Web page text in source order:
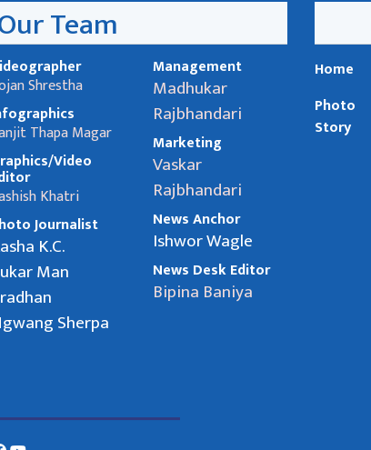
Team
Shrestha
Thapa Magar
Video
Khatri
Journalist
K.C.
Man
Sherpa
Management
Madhukar
Rajbhandari
Marketing
Vaskar
Rajbhandari
News Anchor
Ishwor Wagle
News Desk Editor
Bipina Baniya
Home
Photo
Story